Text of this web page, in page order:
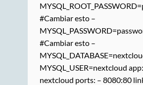
#Cambiar esto –
#Cambiar esto –
MYSQL_USER=nextcloud
nextcloud ports: – 8080:80